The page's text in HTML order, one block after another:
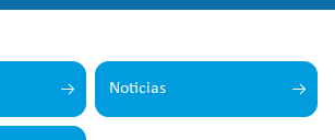
Noticias